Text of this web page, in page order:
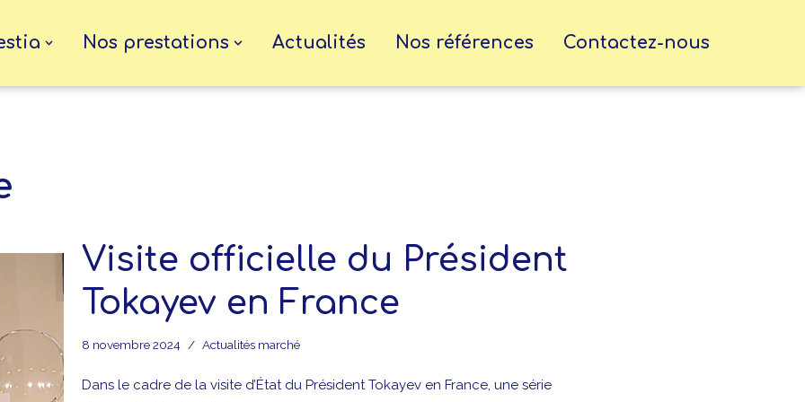
Nos prestations Actualités Nos références Contactez-nous
Visite officielle du Président
Tokayev en France
8 novembre 2024 Actualités marché
Dans le cadre de la visite d’État du Président Tokayev en France, une série